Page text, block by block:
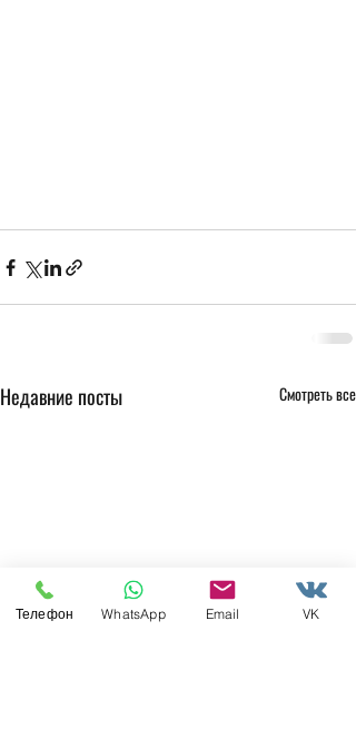
Недавние посты Смотреть все
Телефон WhatsApp Email VK